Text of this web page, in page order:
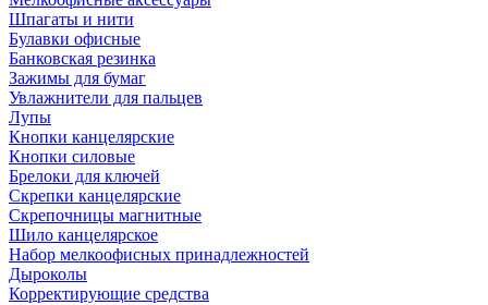
Шпагаты и нити
Булавки офисные
Банковская резинка
Зажимы для бумаг
Увлажнители для пальцев
Лупы
Кнопки канцелярские
Кнопки силовые
Брелоки для ключей
Скрепки канцелярские
Скрепочницы магнитные
Шило канцелярское
Набор мелкоофисных принадлежностей
Дыроколы
Корректирующие средства